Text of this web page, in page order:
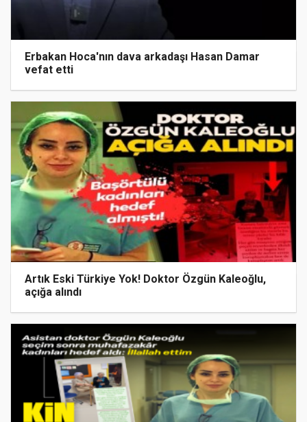
Erbakan Hoca'nın dava arkadaşı Hasan Damar
vefat etti
Artık Eski Türkiye Yok! Doktor Özgün Kaleoğlu,
açığa alındı